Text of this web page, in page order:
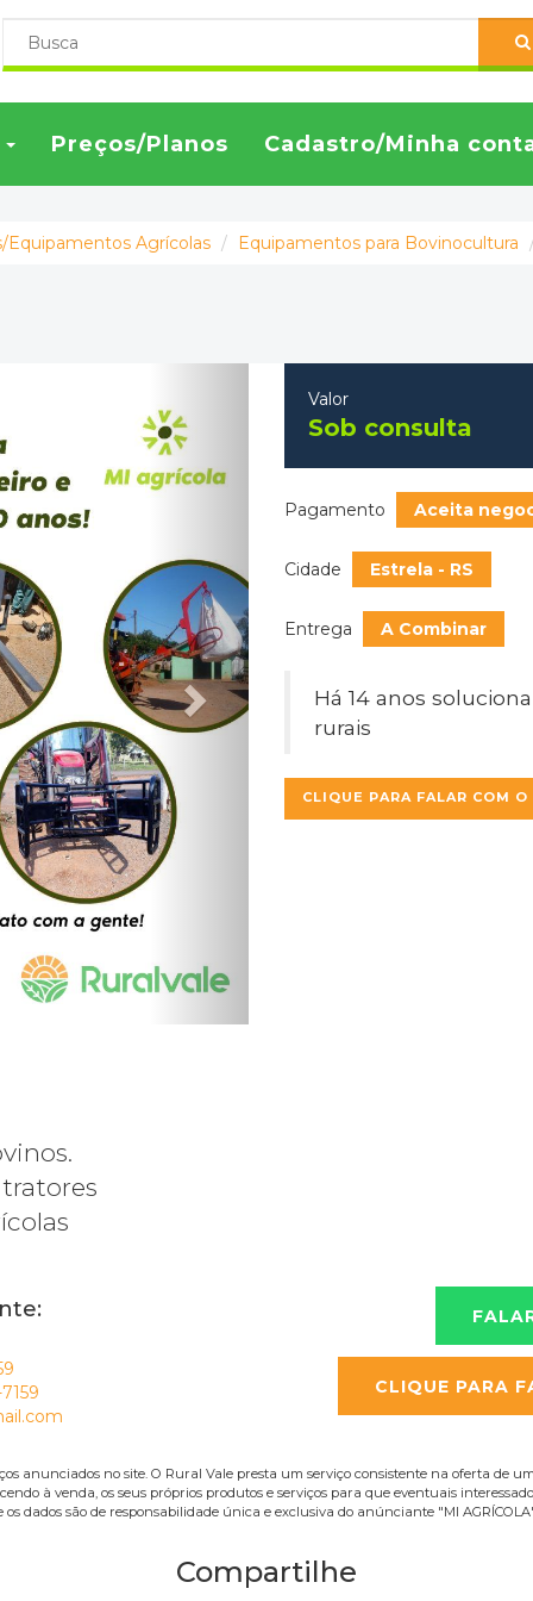
Preços/Planos Cadastro/Minha
Equipamentos Agrícolas Equipamentos para Bovinocultura
Valor
Sob consulta
Pagamento Aceita
Cidade Estrela - RS
Entrega A Combinar
Há 14 anos
rurais
CLIQUE PARA FALAR COM
CLIQUE PARA
anunciados no site. O Rural Vale presta um serviço consistente na oferta de
à venda, os seus próprios produtos e serviços para que eventuais
dados são de responsabilidade única e exclusiva do anúnciante "MI
Compartilhe